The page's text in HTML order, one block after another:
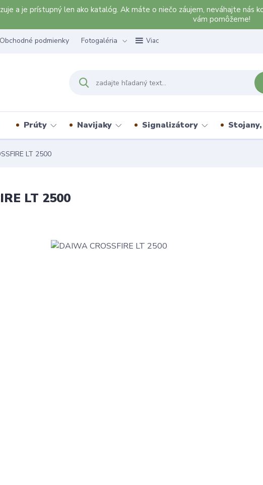
a je prístupný len ako katalóg. Ak máte o niečo záujem, neváhajte
vám pomôžeme!
Obchodné podmienky Fotogaléria Viac
Prúty Navijaky Signalizátory
LT 2500
LT 2500